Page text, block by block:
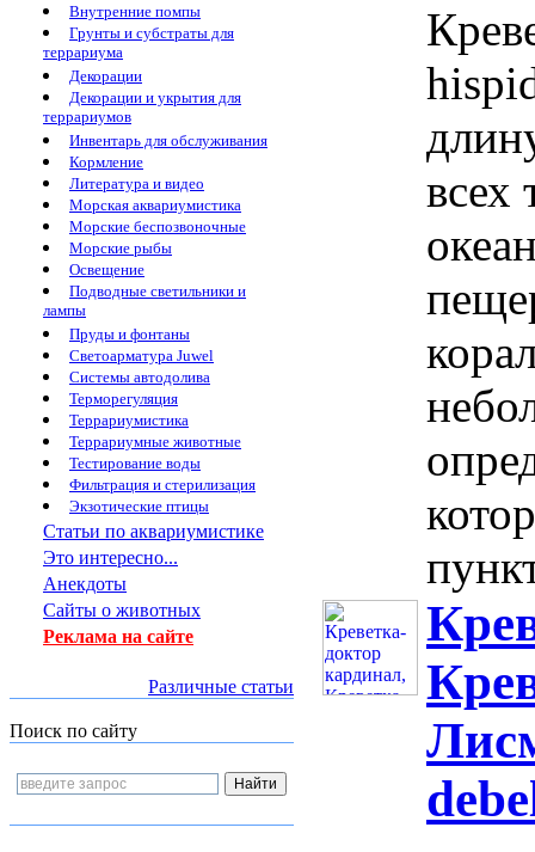
Внутренние помпы
Грунты и субстраты для
террариума
Декорации
Декорации и укрытия для
террариумов
Инвентарь для обслуживания
Кормление
Литература и видео
Морская аквариумистика
Морские беспозвоночные
Морские рыбы
Освещение
Подводные светильники и
лампы
Пруды и фонтаны
Светоарматура Juwel
Системы автодолива
Терморегуляция
Террариумистика
Террариумные животные
Тестирование воды
Фильтрация и стерилизация
Экзотические птицы
Статьи по аквариумистике
Это интересно...
Анекдоты
Сайты о животных
Реклама на сайте
Различные статьи
Поиск по сайту
всех